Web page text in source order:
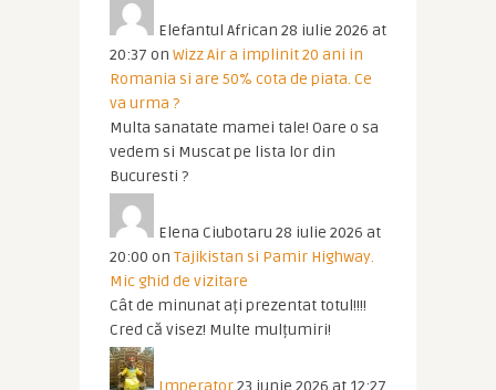
Elefantul African 28 iulie 2026 at
20:37 on Wizz Air a implinit 20 ani in
Romania si are 50% cota de piata. Ce
va urma ?
Multa sanatate mamei tale! Oare o sa
vedem si Muscat pe lista lor din
Bucuresti ?
Elena Ciubotaru 28 iulie 2026 at
20:00 on Tajikistan si Pamir Highway.
Mic ghid de vizitare
Cât de minunat ați prezentat totul!!!!
Cred că visez! Multe mulțumiri!
Imperator23 iunie 2026 at 12:27